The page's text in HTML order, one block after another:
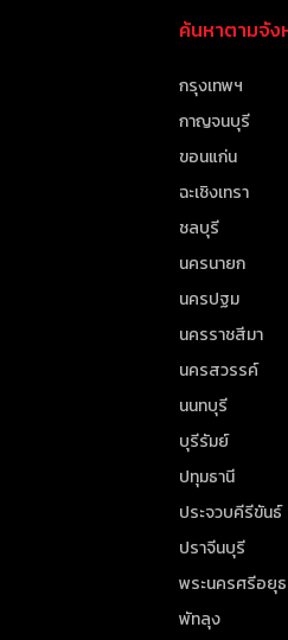
ค้นหาตามจัง
กรุงเทพฯ
กาญจนบุรี
ขอนแก่น
ฉะเชิงเทรา
ชลบุรี
นครนายก
นครปฐม
นครราชสีมา
นครสวรรค์
นนทบุรี
บุรีรัมย์
ปทุมธานี
ประจวบคีรีขันธ์
ปราจีนบุรี
พระนครศรีอยุ
พัทลุง